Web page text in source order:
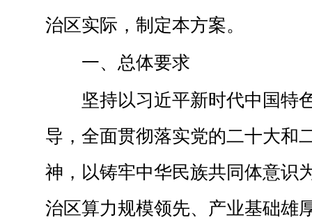
治区实际，制定本方案。
一、总体要求
坚持以习近平新时代中国特
导，全面贯彻落实党的二十大和
神，以铸牢中华民族共同体意识
治区算力规模领先、产业基础雄